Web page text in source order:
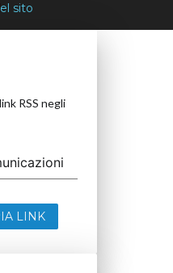
sito
RSS negli
LINK